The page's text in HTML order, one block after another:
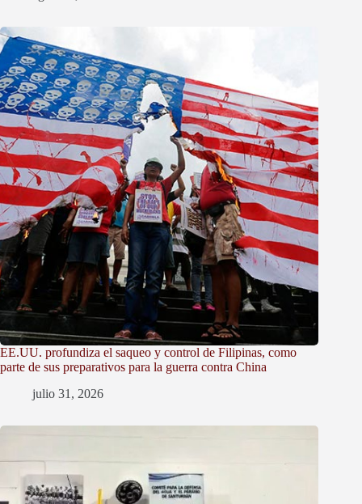
EE.UU. profundiza el saqueo y control de Filipinas, como
parte de sus preparativos para la guerra contra China
julio 31, 2026